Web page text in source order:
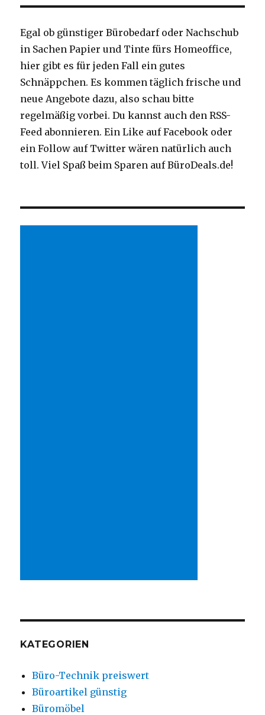
Egal ob günstiger Bürobedarf oder Nachschub
in Sachen Papier und Tinte fürs Homeoffice,
hier gibt es für jeden Fall ein gutes
Schnäppchen. Es kommen täglich frische und
neue Angebote dazu, also schau bitte
regelmäßig vorbei. Du kannst auch den RSS-
Feed abonnieren. Ein Like auf Facebook oder
ein Follow auf Twitter wären natürlich auch
toll. Viel Spaß beim Sparen auf BüroDeals.de!
KATEGORIEN
Büro-Technik preiswert
Büroartikel günstig
Büromöbel